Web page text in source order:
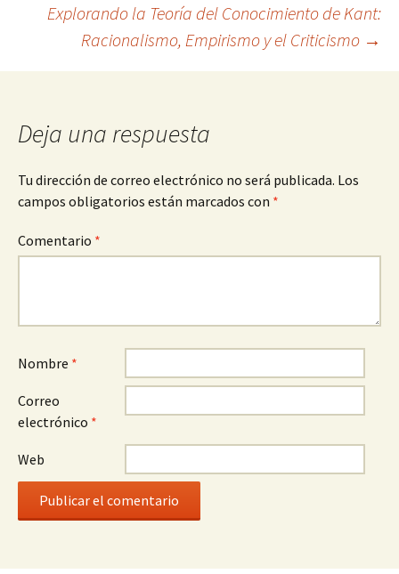
de
entradas
Explorando la Teoría del Conocimiento de Kant:
Racionalismo, Empirismo y el Criticismo →
Deja una respuesta
Tu dirección de correo electrónico no será publicada. Los
campos obligatorios están marcados con *
Comentario *
Nombre *
Correo
electrónico *
Web